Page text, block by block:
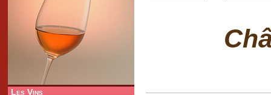
Les Vins